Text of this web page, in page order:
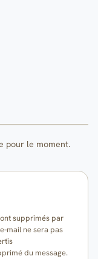
pour le moment.
supprimés par
mail ne sera pas
du message.